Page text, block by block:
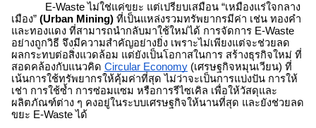
E-Wasteไม่ใช่แค่ขยะ แต่เปรียบเสมือน “เหมืองแร่ใจกลาง
เมือง” (Urban Mining) ที่เป็นแหล่งรวมทรัพยากรมีค่า เช่น ทองคำ
และทองแดง ที่สามารถนำกลับมาใช้ใหม่ได้ การจัดการ E-Waste
อย่างถูกวิธี จึงมีความสำคัญอย่างยิ่ง เพราะไม่เพียงแต่จะช่วยลด
ผลกระทบต่อสิ่งแวดล้อม แต่ยังเป็นโอกาสในการ สร้างธุรกิจใหม่ ที่
สอดคล้องกับแนวคิด Circular Economy (เศรษฐกิจหมุนเวียน) ที่
เน้นการใช้ทรัพยากรให้คุ้มค่าที่สุด ไม่ว่าจะเป็นการแบ่งปัน การให้
เช่า การใช้ซ้ำ การซ่อมแซม หรือการรีไซเคิล เพื่อให้วัสดุและ
ผลิตภัณฑ์ต่าง ๆ คงอยู่ในระบบเศรษฐกิจให้นานที่สุด และยังช่วยลด
ขยะ E-Wasteได้